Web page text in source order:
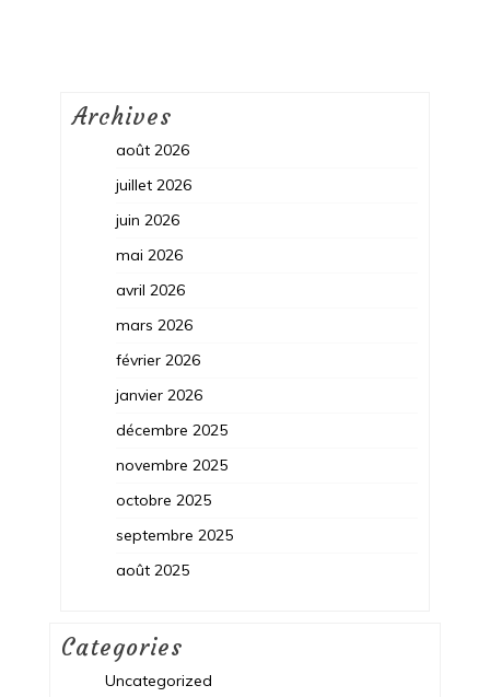
Archives
août 2026
juillet 2026
juin 2026
mai 2026
avril 2026
mars 2026
février 2026
janvier 2026
décembre 2025
novembre 2025
octobre 2025
septembre 2025
août 2025
Categories
Uncategorized